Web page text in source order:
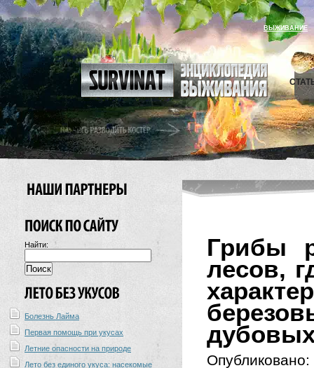
ВЫЖИВАНИЕ
Найти:
Болезнь Лайма
Первая помощь при укусах
Летние опасности на природе
Лето без единого укуса: насекомые
Грибы
лесов,
Опубликовано: